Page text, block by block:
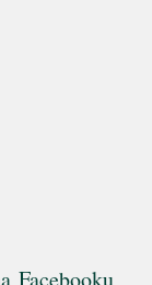
Facebooku